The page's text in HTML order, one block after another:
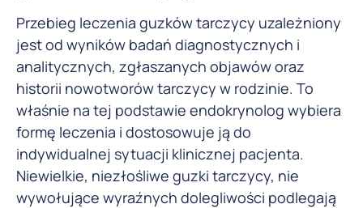
Przebieg leczenia guzków tarczycy uzależniony
jest od wyników badań diagnostycznych i
analitycznych, zgłaszanych objawów oraz
historii nowotworów tarczycy w rodzinie. To
właśnie na tej podstawie endokrynolog wybiera
formę leczenia i dostosowuje ją do
indywidualnej sytuacji klinicznej pacjenta.
Niewielkie, niezłośliwe guzki tarczycy, nie
wywołujące wyraźnych dolegliwości podlegają